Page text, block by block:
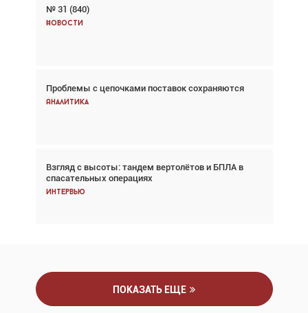
№ 31 (840)
Новости
Проблемы с цепочками поставок сохраняются
Аналитика
Взгляд с высоты: тандем вертолётов и БПЛА в
спасательных операциях
Интервью
Авиационный фотограф Дэйв Кох: «Фотография
говорит сама за себя... а ИИ всё портит»
Впервые с 2024 года глобальный трафик
снижается три недели подряд
Частный самолёт – это актив. Подходите к
покупке соответствующим образом
Интервью
ПОКАЗАТЬ ЕЩЕ